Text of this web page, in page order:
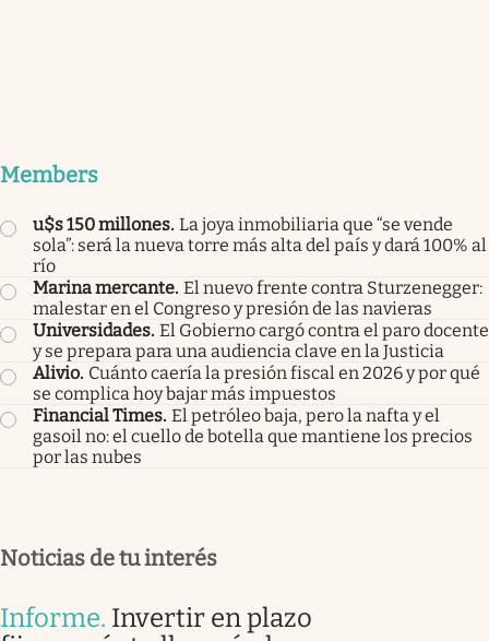
Members
u$s 150 millones. La joya inmobiliaria que “se vende
sola”: será la nueva torre más alta del país y dará 100% al
río
Marina mercante. El nuevo frente contra Sturzenegger:
malestar en el Congreso y presión de las navieras
Universidades. El Gobierno cargó contra el paro docente
y se prepara para una audiencia clave en la Justicia
Alivio. Cuánto caería la presión fiscal en 2026 y por qué
se complica hoy bajar más impuestos
Financial Times. El petróleo baja, pero la nafta y el
gasoil no: el cuello de botella que mantiene los precios
por las nubes
Noticias de tu interés
Informe. Invertir en plazo